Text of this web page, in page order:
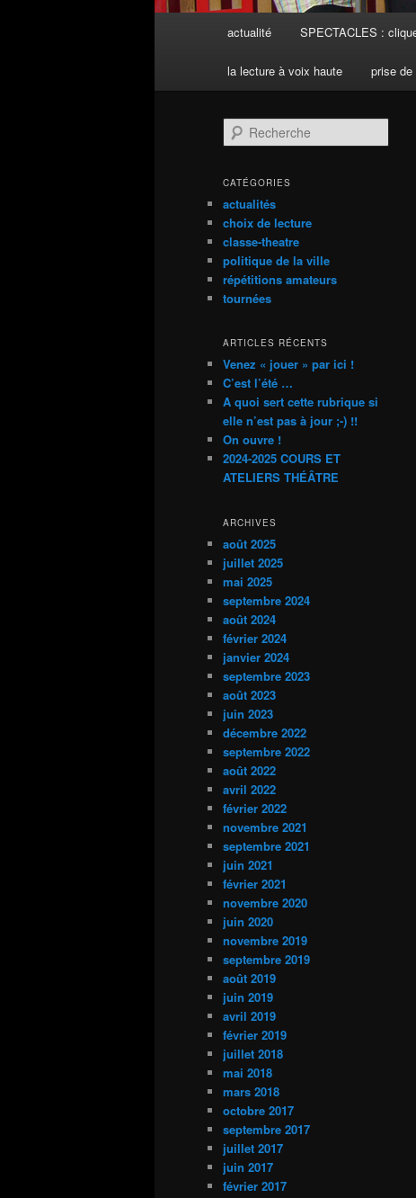
actualité SPECTACLES :
la lecture à voix haute prise de
e
h
r
c
h
e
CATÉGORIES
actualités
choix de lecture
classe-theatre
politique de la ville
répétitions amateurs
tournées
ARTICLES RÉCENTS
Venez « jouer » par ici !
C’est l’été …
A quoi sert cette rubrique si
elle n’est pas à jour ;-) !!
On ouvre !
2024-2025 COURS ET
ATELIERS THÉÂTRE
ARCHIVES
août 2025
juillet 2025
mai 2025
septembre 2024
août 2024
février 2024
janvier 2024
septembre 2023
août 2023
juin 2023
décembre 2022
septembre 2022
août 2022
avril 2022
février 2022
novembre 2021
septembre 2021
juin 2021
février 2021
novembre 2020
juin 2020
novembre 2019
septembre 2019
août 2019
juin 2019
avril 2019
février 2019
juillet 2018
mai 2018
mars 2018
octobre 2017
septembre 2017
juillet 2017
juin 2017
février 2017